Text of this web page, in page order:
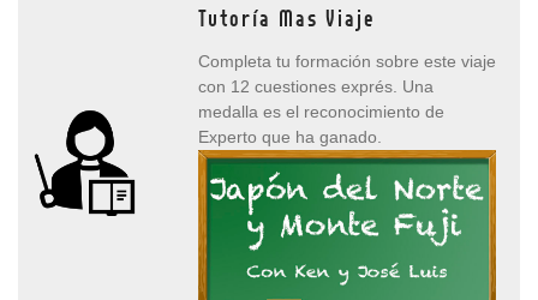
Tutoría Mas Viaje
Completa tu formación sobre este viaje
con 12 cuestiones exprés. Una
medalla es el reconocimiento de
Experto que ha ganado.